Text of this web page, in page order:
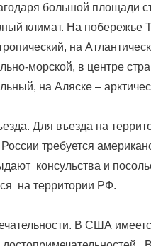
большой площади
климат. На побережье
на
морской, в центре
на Аляске –
Для въезда на
требуется
консульства и
на территории РФ.
В США